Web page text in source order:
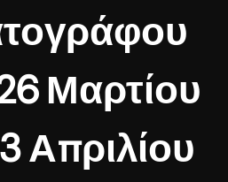
Μαρτίου
Απριλίου